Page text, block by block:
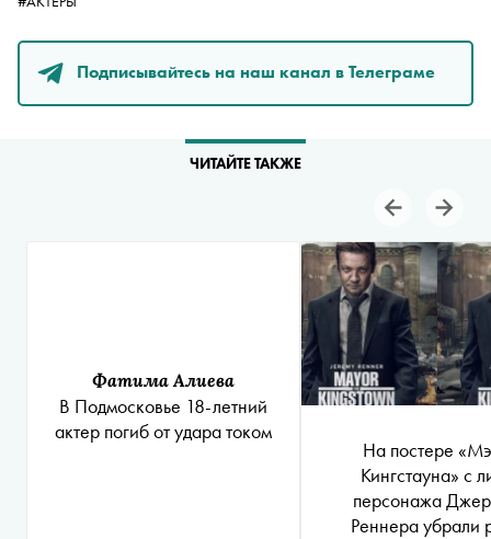
Подписывайтесь на наш канал в Телеграме
ЧИТАЙТЕ ТАКЖЕ
Фатима Алиева
В Подмосковье 18-летний
актер погиб от удара током
На постере
Кингстауна» с
персонажа
Реннера убрали